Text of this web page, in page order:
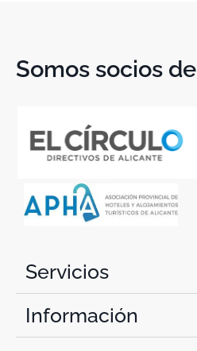
Somos socios de
Servicios
Información